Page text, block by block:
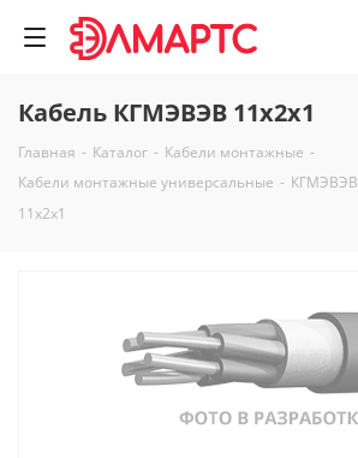
Кабель КГМЭВЭВ 11х2х1
Главная - Каталог - Кабели монтажные -
Кабели монтажные универсальные - КГМЭВЭВ
11х2х1